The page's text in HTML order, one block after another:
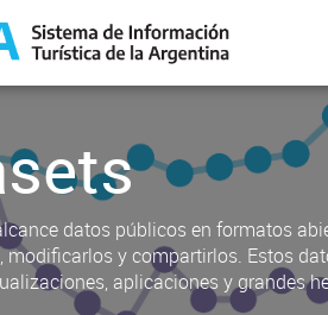
datos públicos en formatos
modificarlos y compartirlos. Estos
aplicaciones y grandes